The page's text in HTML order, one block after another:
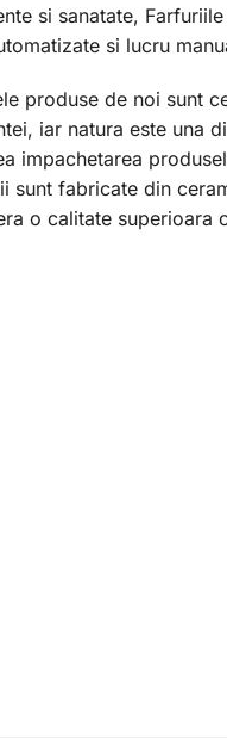
si sanatate,
si lucru
produse de noi sunt
iar natura este una
impachetarea
sunt fabricate din
o calitate superioara